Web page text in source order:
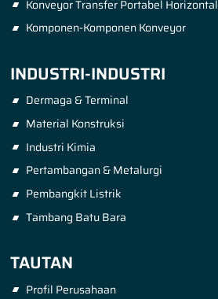
Konveyor Transfer Portabel Horizontal
Komponen-Komponen Konveyor
INDUSTRI-INDUSTRI
Dermaga & Terminal
Material Konstruksi
Industri Kimia
Pertambangan & Metalurgi
Pembangkit Listrik
Tambang Batu Bara
TAUTAN
Profil Perusahaan